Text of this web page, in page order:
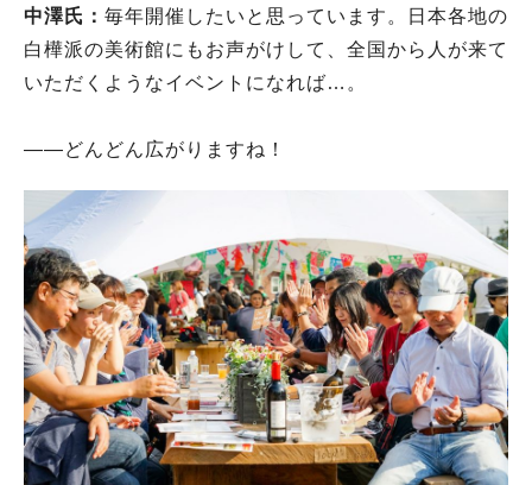
中澤氏： 毎年開催したいと思っています。日本各地の
白樺派の美術館にもお声がけして、全国から人が来て
いただくようなイベントになれば…。
――どんどん広がりますね！